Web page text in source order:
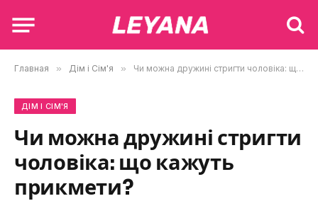
Главная » Дім і Сім'я » Чи можна дружині стригти чоловіка: що кажуть прикмети?
ДІМ І СІМ'Я
Чи можна дружині стригти
чоловіка: що кажуть
прикмети?